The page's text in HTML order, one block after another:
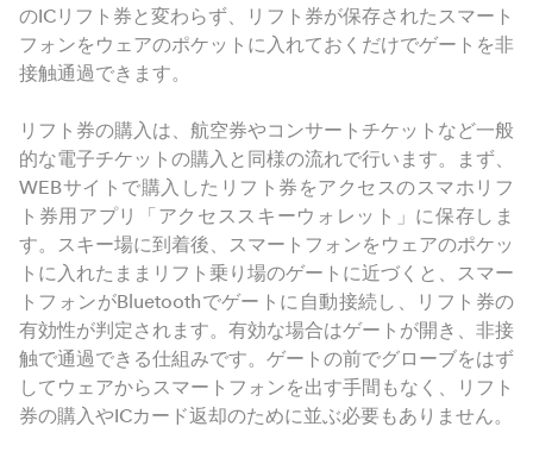
のICリフト券と変わらず、リフト券が保存されたスマート
フォンをウェアのポケットに入れておくだけでゲートを非
接触通過できます。
リフト券の購入は、航空券やコンサートチケットなど一般
的な電子チケットの購入と同様の流れで行います。まず、
WEBサイトで購入したリフト券をアクセスのスマホリフ
ト券用アプリ「アクセススキーウォレット」に保存しま
す。スキー場に到着後、スマートフォンをウェアのポケッ
トに入れたままリフト乗り場のゲートに近づくと、スマー
トフォンがBluetoothでゲートに自動接続し、リフト券の
有効性が判定されます。有効な場合はゲートが開き、非接
触で通過できる仕組みです。ゲートの前でグローブをはず
してウェアからスマートフォンを出す手間もなく、リフト
券の購入やICカード返却のために並ぶ必要もありません。